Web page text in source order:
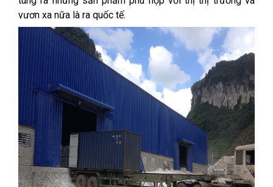
vươn xa nữa là ra quốc tế.